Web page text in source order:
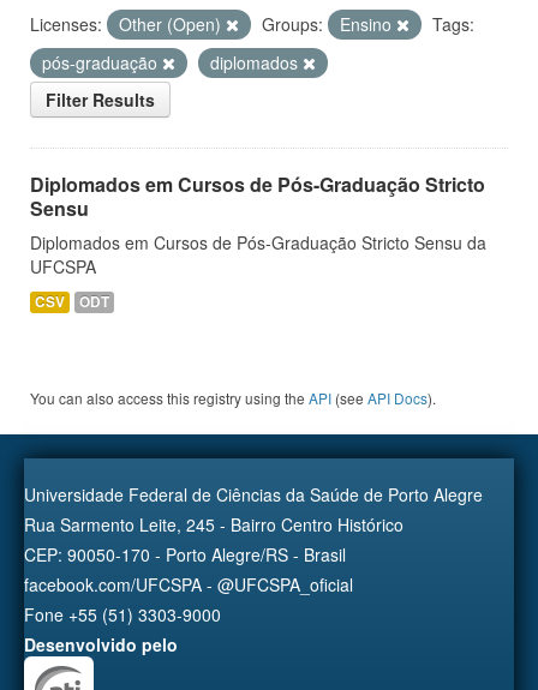
Licenses: Other (Open) Groups: Ensino
Tags:
pós-graduação
diplomados
Filter Results
Diplomados em Cursos de Pós-Graduação Stricto
Sensu
Diplomados em Cursos de Pós-Graduação Stricto Sensu da
UFCSPA
CSV ODT
You can also access this registry using the API (see API Docs).
Universidade Federal de Ciências da Saúde de Porto Alegre
Rua Sarmento Leite, 245 - Bairro Centro Histórico
CEP: 90050-170 - Porto Alegre/RS - Brasil
facebook.com/UFCSPA - @UFCSPA_oficial
Fone +55 (51) 3303-9000
Desenvolvido pelo